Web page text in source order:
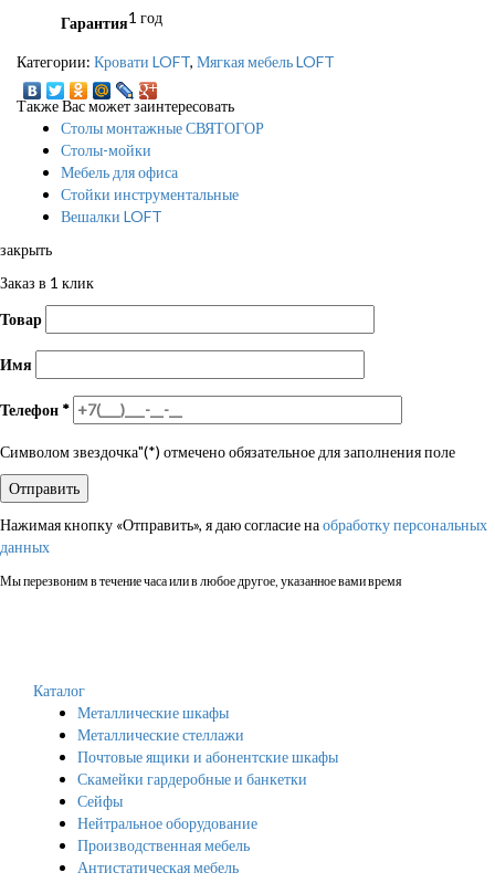
Гарантия1 год
Категории: Кровати LOFT, Мягкая мебель LOFT
Также Вас может заинтересовать
Столы монтажные СВЯТОГОР
Столы-мойки
Мебель для офиса
Стойки инструментальные
Вешалки LOFT
закрыть
Заказ в 1 клик
Товар
Имя
Телефон *
Символом звездочка"(*) отмечено обязательное для заполнения поле
Нажимая кнопку «Отправить», я даю согласие наобработку персональных
данных
Мы перезвоним в течение часа или в любое другое, указанное вами время
Каталог
Металлические шкафы
Металлические стеллажи
Почтовые ящики и абонентские шкафы
Скамейки гардеробные и банкетки
Сейфы
Нейтральное оборудование
Производственная мебель
Антистатическая мебель